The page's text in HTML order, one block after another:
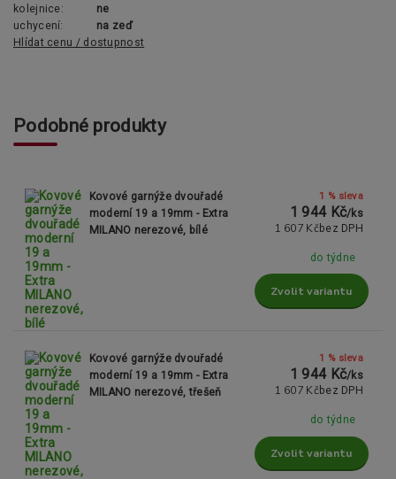
kolejnice:
ne
uchycení:
na zeď
Hlídat cenu / dostupnost
Podobné produkty
Kovové garnýže dvouřadé
moderní 19 a 19mm - Extra
MILANO nerezové, bílé
1 % sleva
1 944 Kč/ks
1 607 Kč bez DPH
do týdne
Zvolit variantu
Kovové garnýže dvouřadé
moderní 19 a 19mm - Extra
MILANO nerezové, třešeň
1 % sleva
1 944 Kč/ks
1 607 Kč bez DPH
do týdne
Zvolit variantu